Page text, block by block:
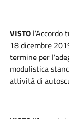
VISTO l’Accordo
18 dicembre
termine per
modulistica
attività di